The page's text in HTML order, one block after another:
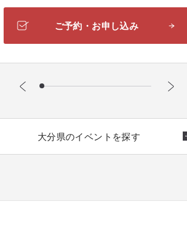
ご予約・お申し込み
大分県のイベントを探す